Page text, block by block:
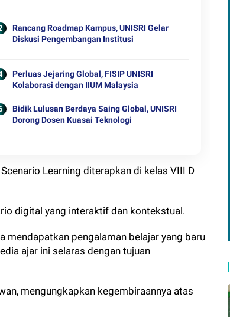
Rancang Roadmap Kampus, UNISRI Gelar
Diskusi Pengembangan Institusi
Perluas Jejaring Global, FISIP UNISRI
Kolaborasi dengan IIUM Malaysia
Bidik Lulusan Berdaya Saing Global, UNISRI
Dorong Dosen Kuasai Teknologi
Learning diterapkan di kelas VIII D
digital yang interaktif dan kontekstual.
mendapatkan pengalaman belajar yang baru
ajar ini selaras dengan tujuan
mengungkapkan kegembiraannya atas